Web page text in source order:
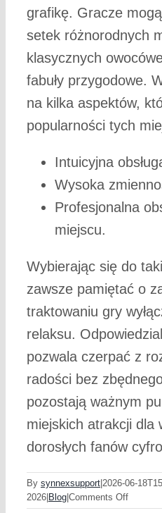
grafikę. Gracze
setek różnorodnych
klasycznych
fabuły przygodowe.
na kilka aspektów,
popularności tych
Intuicyjna
Wysoka
Profesjonalna
miejscu.
Wybierając się do
zawsze pamiętać o
traktowaniu gry
relaksu.
pozwala czerpać z
radości bez
pozostają ważnym
miejskich atrakcji dla
dorosłych fanów
By synnexsupport 2026-06-
2026 Blog Comments Offon
Magia